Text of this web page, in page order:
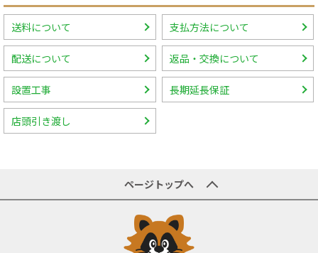
送料について 支払方法について
配送について 返品・交換について
設置工事 長期延長保証
店頭引き渡し
ページトップへ